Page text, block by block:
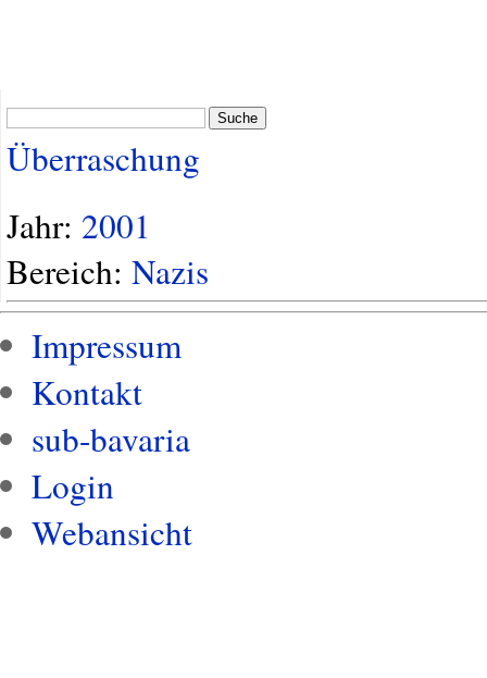
Suche
Überraschung
Jahr: 2001
Bereich: Nazis
Impressum
Kontakt
sub-bavaria
Login
Webansicht